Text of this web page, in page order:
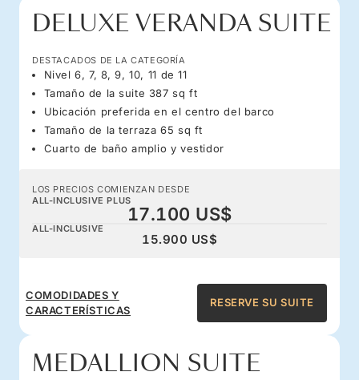
DELUXE VERANDA SUITE
DESTACADOS DE LA CATEGORÍA
Nivel 6, 7, 8, 9, 10, 11 de 11
Tamaño de la suite 387 sq ft
Ubicación preferida en el centro del barco
Tamaño de la terraza 65 sq ft
Cuarto de baño amplio y vestidor
LOS PRECIOS COMIENZAN DESDE
ALL-INCLUSIVE PLUS
17.100 US$
ALL-INCLUSIVE
15.900 US$
COMODIDADES Y
CARACTERÍSTICAS
RESERVE SU SUITE
MEDALLION SUITE